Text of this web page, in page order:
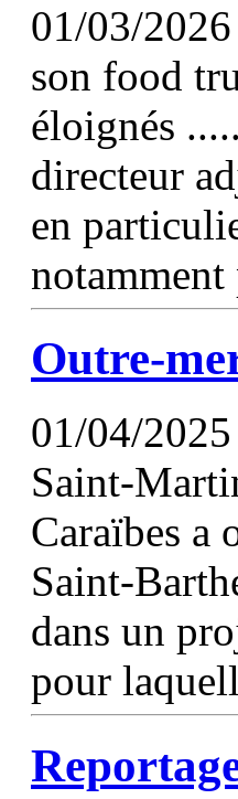
01/03/
son food
éloignés
directeur
en
notamment
Outre-
01/04/
Saint-
Caraïbes a
Saint-
dans un
pour